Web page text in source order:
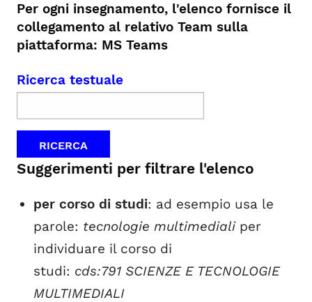
Per ogni insegnamento, l'elenco fornisce il
collegamento al relativo Team sulla
piattaforma: MS Teams
Ricerca testuale
Suggerimenti per filtrare l'elenco
per corso di studi: ad esempio usa le
parole: tecnologie multimedialiper
individuare il corso di
studi: cds:791 SCIENZE E TECNOLOGIE
MULTIMEDIALI